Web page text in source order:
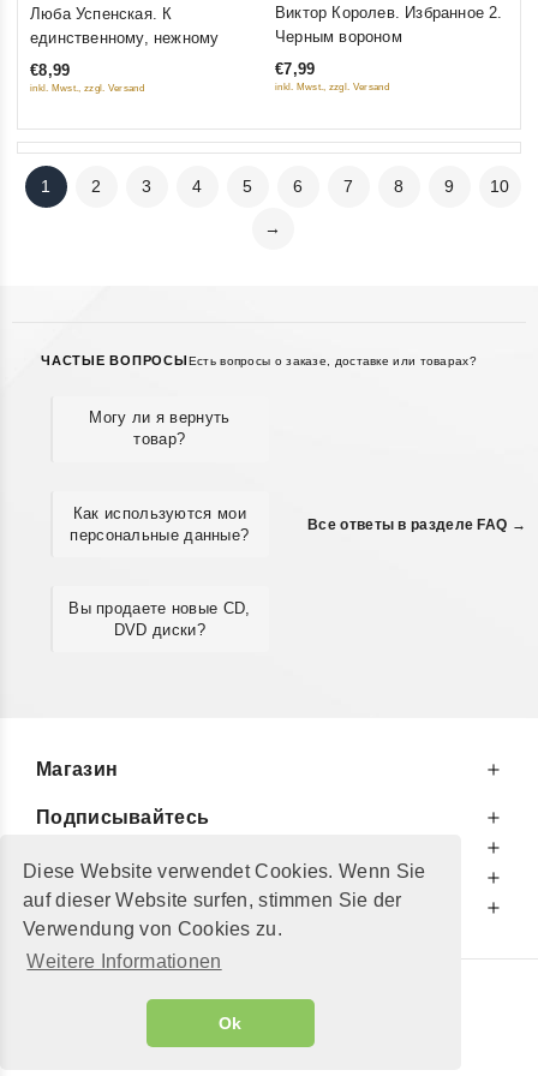
Diese Website verwendet Cookies. Wenn Sie
auf dieser Website surfen, stimmen Sie der
Verwendung von Cookies zu.
Weitere Informationen
Ok
5
Люба Успенская. К
единственному, нежному
€8,99
inkl. Mwst., zzgl. Versand
out of 5
Виктор Королев. Избранное 2.
Черным вороном
€7,99
inkl. Mwst., zzgl. Versand
1 2 3 4 5 6 7 8 9 10
→
ЧАСТЫЕ ВОПРОСЫЕсть вопросы о заказе, доставке или товарах?
Могу ли я вернуть
товар?
Как используются мои
персональные данные?
Вы продаете новые CD,
DVD диски?
Все ответы в разделе FAQ →
Магазин
Подписывайтесь
Информируем Вас
Дополнительно
© 2002 - 2026"Petershop GmbH"
Alle Preise inkl. MwSt. und zzgl.
GeToTickets.com| build#3.12.37